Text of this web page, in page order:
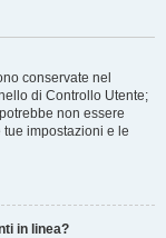
conservate nel
di Controllo Utente;
non essere
tue impostazioni e le
in linea?